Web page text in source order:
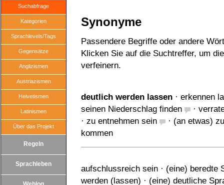
Suchabfrage
Kategorien
Sprachlevels/Tags
Gegensätze
Anglizismen
Austriazismen
Helvetismen
Latinismen
Über das Projekt
Regeln
Sprachleben
Synonyme
Passendere Begriffe oder andere
Klicken Sie auf die Suchtreffer, um
verfeinern.
deutlich werden lassen · erkennen
seinen Niederschlag finden
·
· zu entnehmen sein · (an etwas)
kommen
aufschlussreich sein · (eine) beredte
werden (lassen) · (eine) deutliche